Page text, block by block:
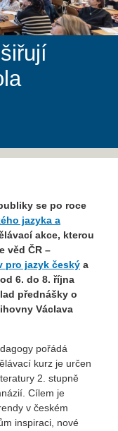
se po roce
jazyka a
akce, kterou
věd ČR –
pro jazyk český a
6. do 8. října
přednášky o
Václava
pořádá
kurz je určen
2. stupně
Cílem je
v českém
inspiraci, nové